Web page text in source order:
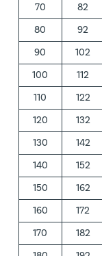
70
82
80
92
90
102
100
112
110
122
120
132
130
142
140
152
150
162
160
172
170
182